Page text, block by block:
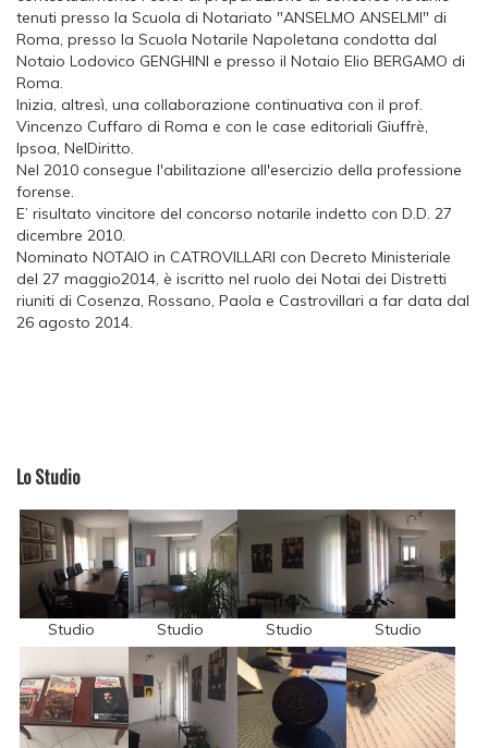
tenuti presso la Scuola di Notariato "ANSELMO ANSELMI" di
Roma, presso la Scuola Notarile Napoletana condotta dal
Notaio Lodovico GENGHINI e presso il Notaio Elio BERGAMO di
Roma.
Inizia, altresì, una collaborazione continuativa con il prof.
Vincenzo Cuffaro di Roma e con le case editoriali Giuffrè,
Ipsoa, NelDiritto.
Nel 2010 consegue l'abilitazione all'esercizio della professione
forense.
E’ risultato vincitore del concorso notarile indetto con D.D. 27
dicembre 2010.
Nominato NOTAIO in CATROVILLARI con Decreto Ministeriale
del 27 maggio2014, è iscritto nel ruolo dei Notai dei Distretti
riuniti di Cosenza, Rossano, Paola e Castrovillari a far data dal
26 agosto 2014.
Lo Studio
Studio Studio Studio Studio